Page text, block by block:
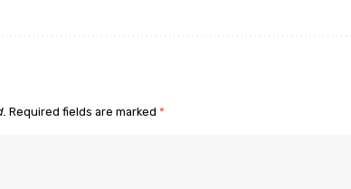
Required fields are marked *